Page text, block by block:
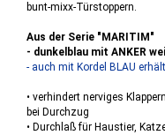
bunt-mixx-Türstoppern.
Aus der Serie "MARITIM"
- dunkelblau mit ANKER
- auch mit Kordel BLAU
• verhindert nerviges
bei Durchzug
• Durchlaß für Haustier,